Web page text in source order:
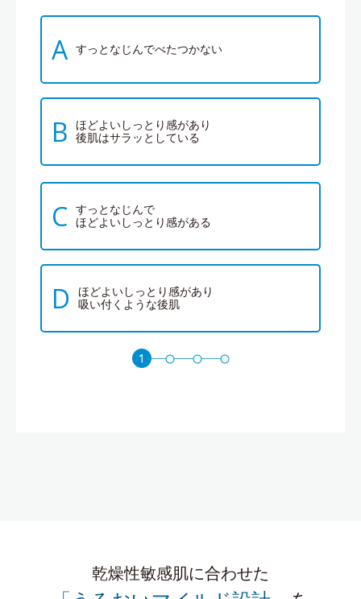
A すっとなじんでべたつかない
B ほどよいしっとり感があり
後肌はサラッとしている
C すっとなじんで
ほどよいしっとり感がある
D
ほどよいしっとり感があり
吸い付くような後肌
乾燥性敏感肌に合わせた